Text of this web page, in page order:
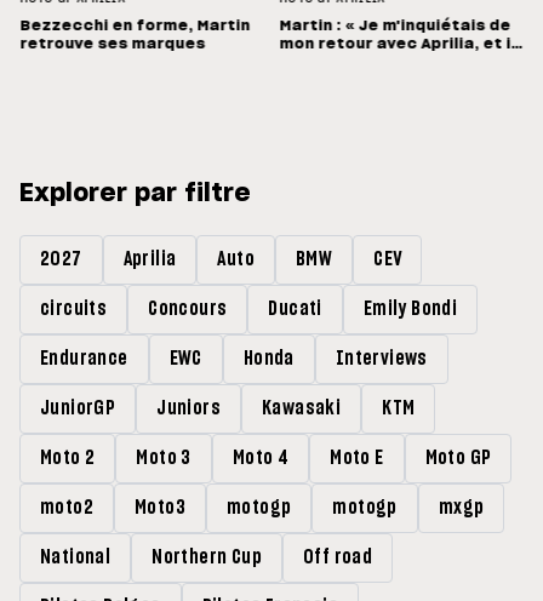
Bezzecchi en forme, Martin
retrouve ses marques
Martin : « Je m'inquiétais de
mon retour avec Aprilia, et il
Explorer par filtre
2027 Aprilia Auto BMW CEV
circuits Concours Ducati Emily Bondi
Endurance EWC Honda Interviews
JuniorGP Juniors Kawasaki KTM
Moto 2 Moto 3 Moto 4 Moto E Moto GP
moto2 Moto3 motogp motogp mxgp
National Northern Cup Off road